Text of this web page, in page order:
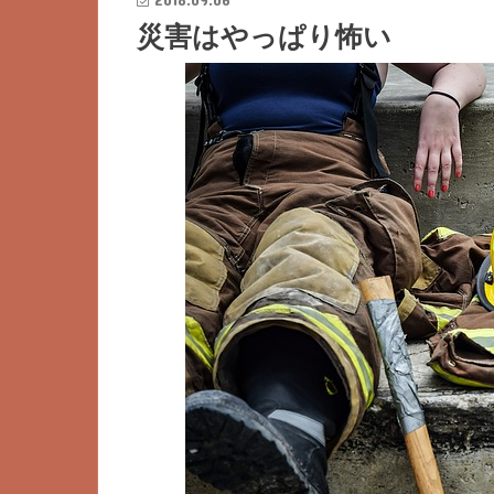
災害はやっぱり怖い